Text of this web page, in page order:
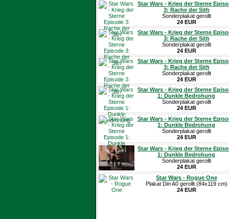
Star Wars - Krieg der Sterne
3: Rache der Sith
Sonderplakat gerollt
24 EUR
Star Wars - Krieg der Sterne
3: Rache der Sith
Sonderplakat gerollt
24 EUR
Star Wars - Krieg der Sterne
3: Rache der Sith
Sonderplakat gerollt
24 EUR
Star Wars - Krieg der Sterne
1: Dunkle Bedrohung
Sonderplakat gerollt
24 EUR
Star Wars - Krieg der Sterne
1: Dunkle Bedrohung
Sonderplakat gerollt
24 EUR
Star Wars - Krieg der Sterne
1: Dunkle Bedrohung
Sonderplakat gerollt
24 EUR
Star Wars - Rogue One
Plakat Din A0 gerollt (84x119 cm)
24 EUR